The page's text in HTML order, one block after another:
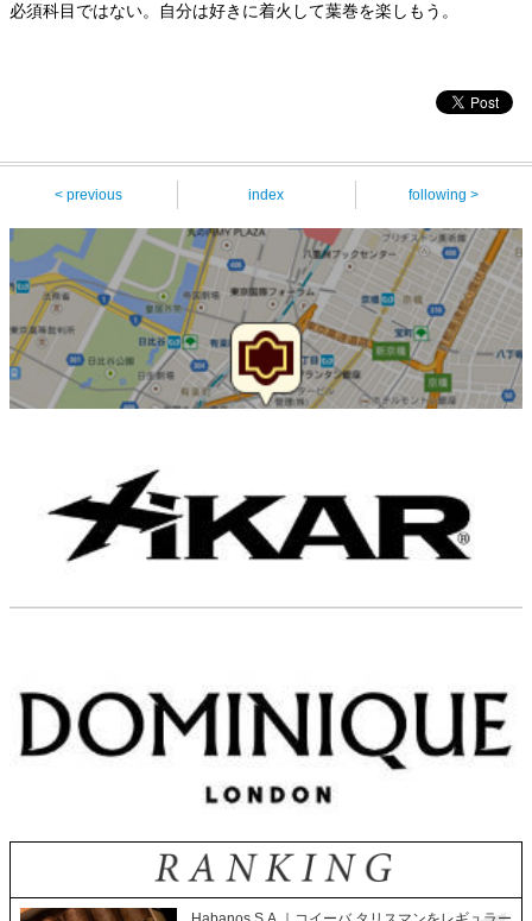
必須科目ではない。自分は好きに着火して葉巻を楽しもう。
< previous index following >